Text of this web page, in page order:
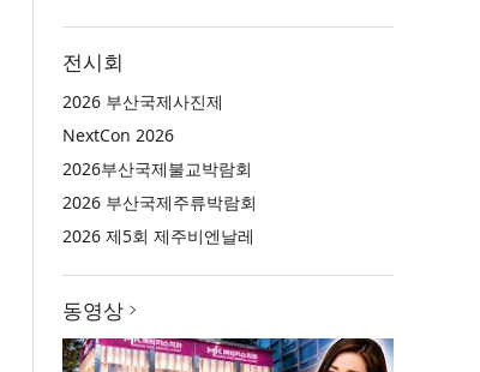
전시회
2026 부산국제사진제
NextCon 2026
2026부산국제불교박람회
2026 부산국제주류박람회
2026 제5회 제주비엔날레
동영상